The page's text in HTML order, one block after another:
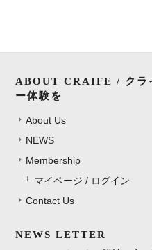
ABOUT CRAIFE / ク
ー体験を
About Us
NEWS
Membership
マイページ / ログイン
Contact Us
NEWS LETTER